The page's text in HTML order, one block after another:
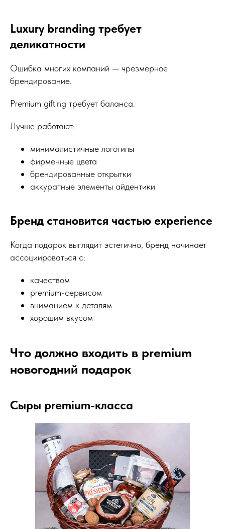
Luxury branding требует
деликатности
Ошибка многих компаний — чрезмерное
брендирование.
Premium gifting требует баланса.
Лучше работают:
минималистичные логотипы
фирменные цвета
брендированные открытки
аккуратные элементы айдентики
Бренд становится частью experience
Когда подарок выглядит эстетично, бренд начинает
ассоциироваться с:
качеством
premium-сервисом
вниманием к деталям
хорошим вкусом
Что должно входить в premium
новогодний подарок
Сыры premium-класса